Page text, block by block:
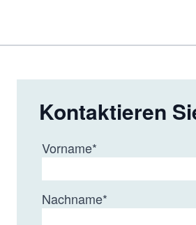
Kontaktieren
Vorname*
Nachname*